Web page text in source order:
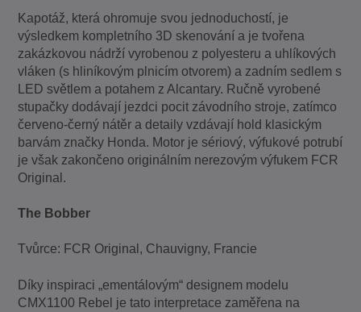
Kapotáž, která ohromuje svou jednoduchostí, je
výsledkem kompletního 3D skenování a je tvořena
zakázkovou nádrží vyrobenou z polyesteru a uhlíkových
vláken (s hliníkovým plnicím otvorem) a zadním sedlem s
LED světlem a potahem z Alcantary. Ručně vyrobené
stupačky dodávají jezdci pocit závodního stroje, zatímco
červeno-černý nátěr a detaily vzdávají hold klasickým
barvám značky Honda. Motor je sériový, výfukové potrubí
je však zakončeno originálním nerezovým výfukem FCR
Original.
The Bobber
Tvůrce: FCR Original, Chauvigny, Francie
Díky inspiraci „ementálovým“ designem modelu
CMX1100 Rebel je tato interpretace zaměřena na